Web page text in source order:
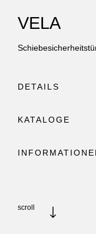
VELA
DETAILS
KATALOGE
scroll